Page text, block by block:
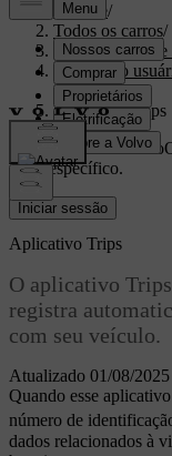
Suporte/
Todos os carros/
XC40
Manual do
Condução/
Aplicativo Trips
Suporte personalizado
carro específico.
Iniciar sessão
Atualizado 01/08/2025
Aplicativo Trips
O aplicativo
registra
com seu veículo.
Quando esse
número de
dados relacionados à